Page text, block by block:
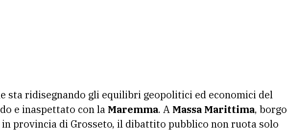
sta ridisegnando gli equilibri geopolitici ed economici del
e inaspettato con la Maremma. A Massa Marittima, borgo
provincia di Grosseto, il dibattito pubblico non ruota solo